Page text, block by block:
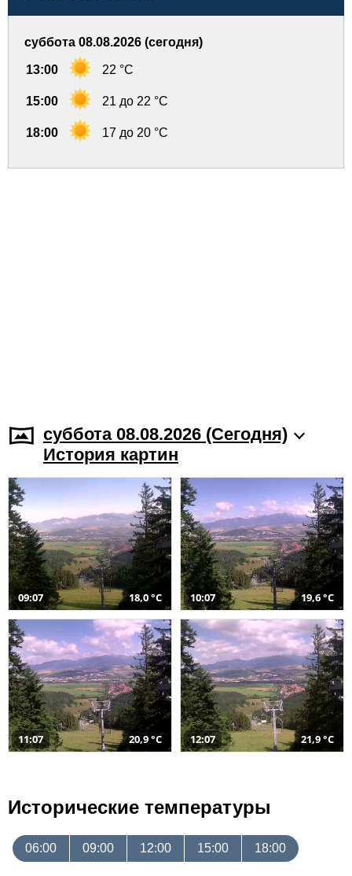
суббота 08.08.2026 (сегодня)
13:00 22 °C
15:00 21 до 22 °C
18:00 17 до 20 °C
суббота 08.08.2026 (Cегодня)
История картин
09:07 18,0 °C 10:07 19,6 °C
11:07 20,9 °C 12:07 21,9 °C
Исторические температуры
06:00 09:00 12:00 15:00 18:00